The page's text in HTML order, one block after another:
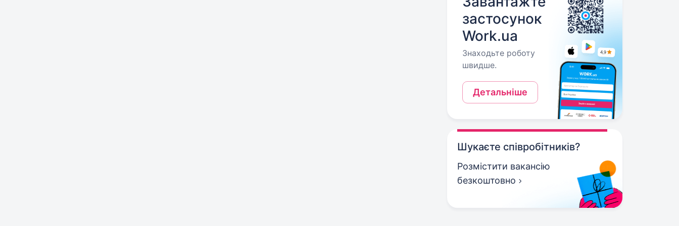
застосунок
Work.ua
Знаходьте роботу
швидше.
Детальніше
Шукаєте співробітників?
Розмістити вакансію
безкоштовно